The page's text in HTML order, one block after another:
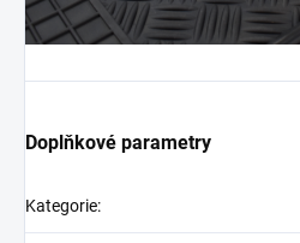
Doplňkové parametry
Kategorie: